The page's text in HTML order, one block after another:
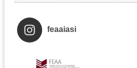
feaaiasi